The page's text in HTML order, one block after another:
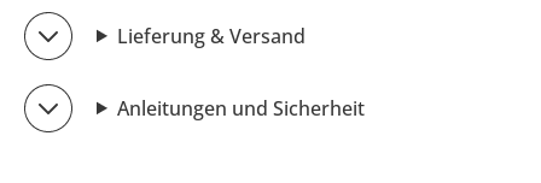
Lieferung & Versand
Anleitungen und Sicherheit